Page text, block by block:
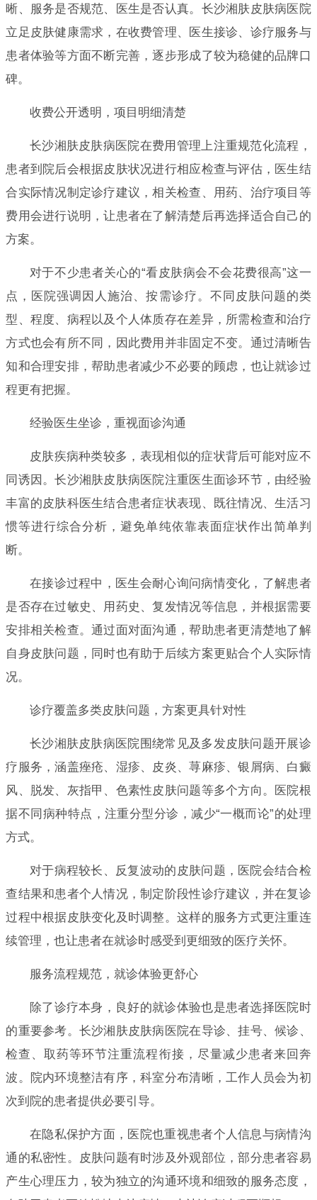
晰、服务是否规范、医生是否认真。长沙湘肤皮肤病医院
立足皮肤健康需求，在收费管理、医生接诊、诊疗服务与
患者体验等方面不断完善，逐步形成了较为稳健的品牌口
碑。
收费公开透明，项目明细清楚
长沙湘肤皮肤病医院在费用管理上注重规范化流程，
患者到院后会根据皮肤状况进行相应检查与评估，医生结
合实际情况制定诊疗建议，相关检查、用药、治疗项目等
费用会进行说明，让患者在了解清楚后再选择适合自己的
方案。
对于不少患者关心的“看皮肤病会不会花费很高”这一
点，医院强调因人施治、按需诊疗。不同皮肤问题的类
型、程度、病程以及个人体质存在差异，所需检查和治疗
方式也会有所不同，因此费用并非固定不变。通过清晰告
知和合理安排，帮助患者减少不必要的顾虑，也让就诊过
程更有把握。
经验医生坐诊，重视面诊沟通
皮肤疾病种类较多，表现相似的症状背后可能对应不
同诱因。长沙湘肤皮肤病医院注重医生面诊环节，由经验
丰富的皮肤科医生结合患者症状表现、既往情况、生活习
惯等进行综合分析，避免单纯依靠表面症状作出简单判
断。
在接诊过程中，医生会耐心询问病情变化，了解患者
是否存在过敏史、用药史、复发情况等信息，并根据需要
安排相关检查。通过面对面沟通，帮助患者更清楚地了解
自身皮肤问题，同时也有助于后续方案更贴合个人实际情
况。
诊疗覆盖多类皮肤问题，方案更具针对性
长沙湘肤皮肤病医院围绕常见及多发皮肤问题开展诊
疗服务，涵盖痤疮、湿疹、皮炎、荨麻疹、银屑病、白癜
风、脱发、灰指甲、色素性皮肤问题等多个方向。医院根
据不同病种特点，注重分型分诊，减少“一概而论”的处理
方式。
对于病程较长、反复波动的皮肤问题，医院会结合检
查结果和患者个人情况，制定阶段性诊疗建议，并在复诊
过程中根据皮肤变化及时调整。这样的服务方式更注重连
续管理，也让患者在就诊时感受到更细致的医疗关怀。
服务流程规范，就诊体验更舒心
除了诊疗本身，良好的就诊体验也是患者选择医院时
的重要参考。长沙湘肤皮肤病医院在导诊、挂号、候诊、
检查、取药等环节注重流程衔接，尽量减少患者来回奔
波。院内环境整洁有序，科室分布清晰，工作人员会为初
次到院的患者提供必要引导。
在隐私保护方面，医院也重视患者个人信息与病情沟
通的私密性。皮肤问题有时涉及外观部位，部分患者容易
产生心理压力，较为独立的沟通环境和细致的服务态度，